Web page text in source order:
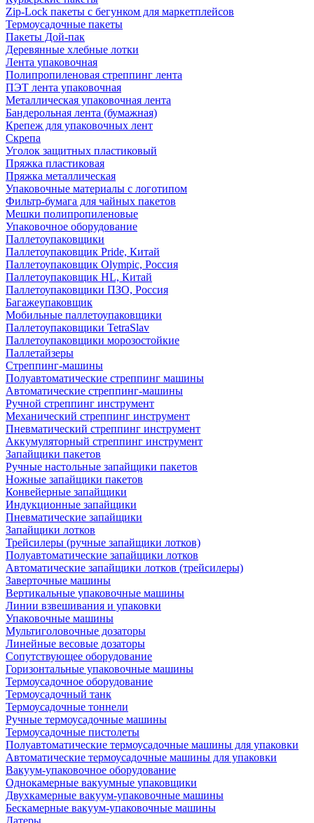
Zip-Lock пакеты с бегунком для маркетплейсов
Термоусадочные пакеты
Пакеты Дой-пак
Деревянные хлебные лотки
Лента упаковочная
Полипропиленовая стреппинг лента
ПЭТ лента упаковочная
Металлическая упаковочная лента
Бандерольная лента (бумажная)
Крепеж для упаковочных лент
Скрепа
Уголок защитных пластиковый
Пряжка пластиковая
Пряжка металлическая
Упаковочные материалы с логотипом
Фильтр-бумага для чайных пакетов
Мешки полипропиленовые
Упаковочное оборудование
Паллетоупаковщики
Паллетоупаковщик Pride, Китай
Паллетоупаковщик Olympic, Россия
Паллетоупаковщик HL, Китай
Паллетоупаковщики ПЗО, Россия
Багажеупаковщик
Мобильные паллетоупаковщики
Паллетоупаковщики TetraSlav
Паллетоупаковщики морозостойкие
Паллетайзеры
Стреппинг-машины
Полуавтоматические стреппинг машины
Автоматические стреппинг-машины
Ручной стреппинг инструмент
Механический стреппинг инструмент
Пневматический стреппинг инструмент
Аккумуляторный стреппинг инструмент
Запайщики пакетов
Ручные настольные запайщики пакетов
Ножные запайщики пакетов
Конвейерные запайщики
Индукционные запайщики
Пневматические запайщики
Запайщики лотков
Трейсилеры (ручные запайщики лотков)
Полуавтоматические запайщики лотков
Автоматические запайщики лотков (трейсилеры)
Заверточные машины
Вертикальные упаковочные машины
Линии взвешивания и упаковки
Упаковочные машины
Мультиголовочные дозаторы
Линейные весовые дозаторы
Сопутствующее оборудование
Горизонтальные упаковочные машины
Термоусадочное оборудование
Термоусадочный танк
Термоусадочные тоннели
Ручные термоусадочные машины
Термоусадочные пистолеты
Полуавтоматические термоусадочные машины для упаковки
Автоматические термоусадочные машины для упаковки
Вакуум-упаковочное оборудование
Однокамерные вакуумные упаковщики
Двухкамерные вакуум-упаковочные машины
Бескамерные вакуум-упаковочные машины
Датеры